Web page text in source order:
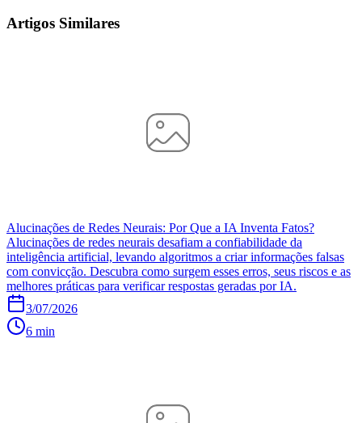
Artigos Similares
Alucinações de Redes Neurais: Por Que a IA Inventa Fatos?
Alucinações de redes neurais desafiam a confiabilidade da
inteligência artificial, levando algoritmos a criar informações falsas
com convicção. Descubra como surgem esses erros, seus riscos e as
melhores práticas para verificar respostas geradas por IA.
3/07/2026
6 min